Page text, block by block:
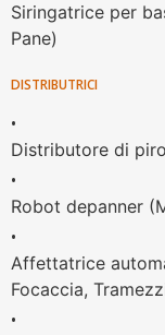
Siringatrice per
Pane)
DISTRIBUTRICI
•
Distributore di
•
Robot depanner
•
Affettatrice
Focaccia,
•